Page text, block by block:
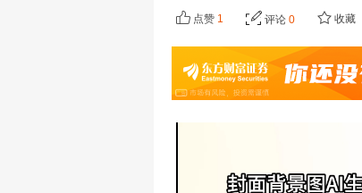
点赞 1 评论 0 收藏